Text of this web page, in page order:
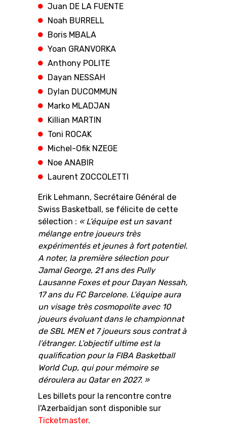
Juan DE LA FUENTE
Noah BURRELL
Boris MBALA
Yoan GRANVORKA
Anthony POLITE
Dayan NESSAH
Dylan DUCOMMUN
Marko MLADJAN
Killian MARTIN
Toni ROCAK
Michel-Ofik NZEGE
Noe ANABIR
Laurent ZOCCOLETTI
Erik Lehmann, Secrétaire Général de
Swiss Basketball, se félicite de cette
sélection : « L’équipe est un savant
mélange entre joueurs très
expérimentés et jeunes à fort potentiel.
A noter, la première sélection pour
Jamal George, 21 ans des Pully
Lausanne Foxes et pour Dayan Nessah,
17 ans du FC Barcelone. L’équipe aura
un visage très cosmopolite avec 10
joueurs évoluant dans le championnat
de SBL MEN et 7 joueurs sous contrat à
l’étranger. L’objectif ultime est la
qualification pour la FIBA Basketball
World Cup, qui pour mémoire se
déroulera au Qatar en 2027. »
Les billets pour la rencontre contre
l'Azerbaïdjan sont disponible sur
Ticketmaster.